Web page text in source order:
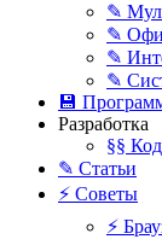
✎
✎
✎
✎
💾
Разработка
§§ Код
✎ Статьи
⚡ Советы
⚡